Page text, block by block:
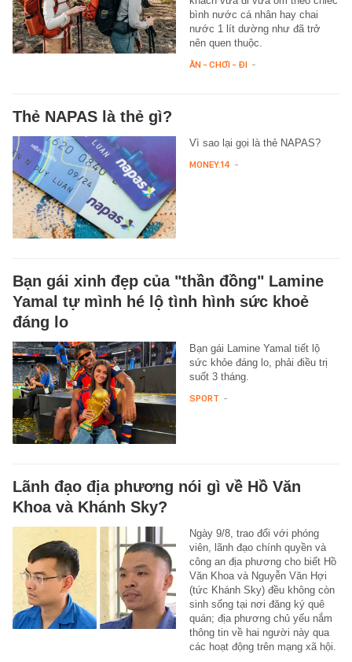
bình nước cá nhân hay chai
nước 1 lít dường như đã trở
nên quen thuộc.
ĂN - CHƠI - ĐI -
Thẻ NAPAS là thẻ gì?
Vì sao lại gọi là thẻ NAPAS?
MONEY.14 -
Bạn gái xinh đẹp của "thần đồng" Lamine
Yamal tự mình hé lộ tình hình sức khoẻ
đáng lo
Bạn gái Lamine Yamal tiết lộ
sức khỏe đáng lo, phải điều trị
suốt 3 tháng.
SPORT -
Lãnh đạo địa phương nói gì về Hồ Văn
Khoa và Khánh Sky?
Ngày 9/8, trao đổi với phóng
viên, lãnh đạo chính quyền và
công an địa phương cho biết Hồ
Văn Khoa và Nguyễn Văn Hợi
(tức Khánh Sky) đều không còn
sinh sống tại nơi đăng ký quê
quán; địa phương chủ yếu nắm
thông tin về hai người này qua
các hoạt động trên mạng xã hội.